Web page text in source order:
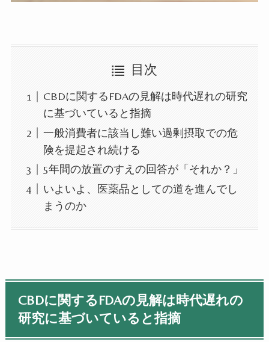
目次
CBDに関するFDAの見解は時代遅れの研究
に基づいていると指摘
一般消費者に該当し難い過剰摂取での危
険を提起され続ける
5年間の放置のすえの回答が「それか？」
いよいよ、医薬品としての道を進んでし
まうのか
CBDに関する FDAの見解は時代遅れの
研究に基づいていると指摘